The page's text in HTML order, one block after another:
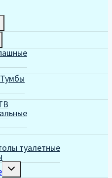
туалетные
Переключить